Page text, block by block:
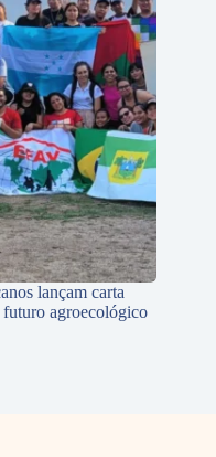
lançam carta
futuro agroecológico